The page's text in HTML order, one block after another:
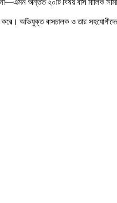
অন্তত ২০টি বিষয় বাস মালিক
করে। অভিযুক্ত বাসচালক ও তার